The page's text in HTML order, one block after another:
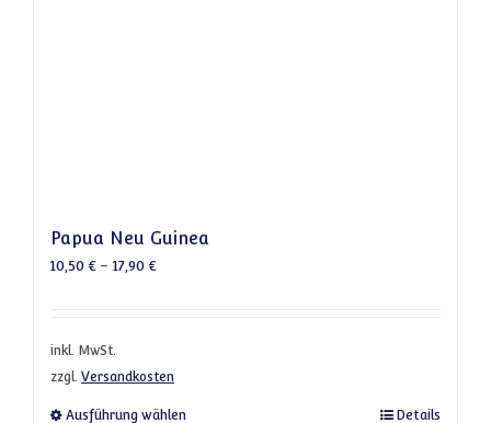
Papua Neu Guinea
10,50 €– 17,90 €
inkl. MwSt.
zzgl. Versandkosten
Ausführung wählen Dieses Produkt weist mehrere Varianten
Details